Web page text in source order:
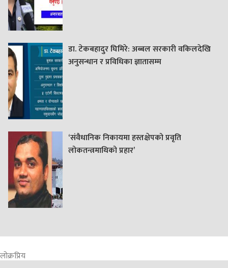
डा. टेकबहादुर घिमिरे: अब्बल सरकारी वकिलदेखि
अनुसन्धान र प्रविधिका ज्ञातासम्म
‘संवैधानिक निकायमा हस्तक्षेपको प्रवृति
लोकतन्त्रमाथिको प्रहार’
लोक्रप्रिय